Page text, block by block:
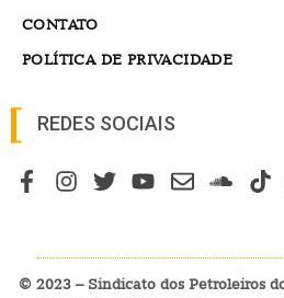
CONTATO
POLÍTICA DE PRIVACIDADE
REDES SOCIAIS
© 2023 – Sindicato dos Petroleiros